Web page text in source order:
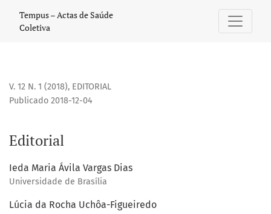
Tempus – Actas de Saúde
Coletiva
V. 12 N. 1 (2018), EDITORIAL
Editorial
Publicado 2018-12-04
Ieda Maria Ávila Vargas Dias
Universidade de Brasília
Lúcia da Rocha Uchôa-Figueiredo